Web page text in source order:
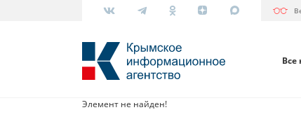
Все
Элемент не найден!